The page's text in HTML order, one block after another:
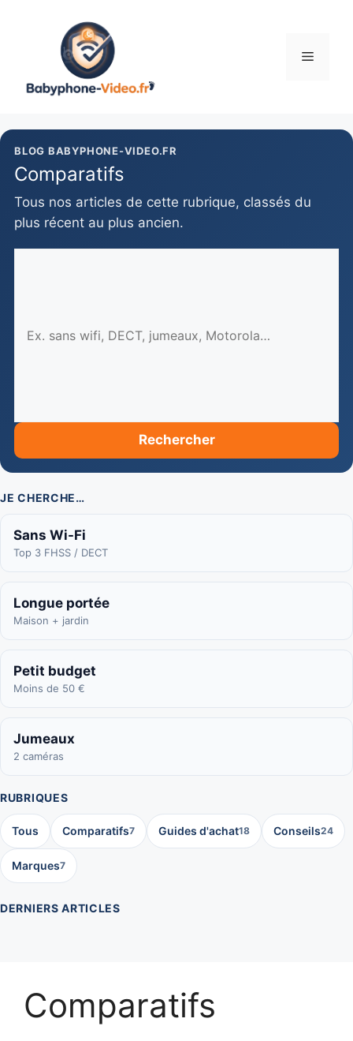
Menu
BLOG BABYPHONE-VIDEO.FR
Comparatifs
Tous nos articles de cette rubrique, classés du
plus récent au plus ancien.
Rechercher
JE CHERCHE…
Sans Wi-Fi
Top 3 FHSS / DECT
Longue portée
Maison + jardin
Petit budget
Moins de 50 €
Jumeaux
2 caméras
RUBRIQUES
Tous Comparatifs7 Guides d'achat18 Conseils24
Marques7
DERNIERS ARTICLES
Comparatifs